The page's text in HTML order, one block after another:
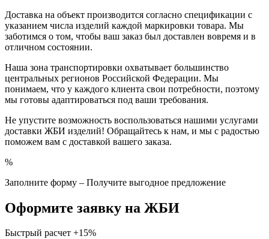
Доставка на объект производится согласно спецификации с
указанием числа изделий каждой маркировки товара. Мы
заботимся о том, чтобы ваш заказ был доставлен вовремя и в
отличном состоянии.
Наша зона транспортировки охватывает большинство
центральных регионов Российской Федерации. Мы
понимаем, что у каждого клиента свои потребности, поэтому
мы готовы адаптироваться под ваши требования.
Не упустите возможность воспользоваться нашими услугами
доставки ЖБИ изделий! Обращайтесь к нам, и мы с радостью
поможем вам с доставкой вашего заказа.
%
Заполните форму – Получите выгодное предложение
Оформите заявку на ЖБИ
Быстрый расчет +15%